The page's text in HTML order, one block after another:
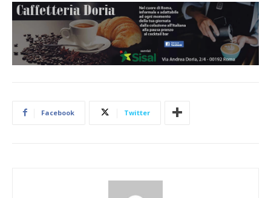
Facebook Twitter